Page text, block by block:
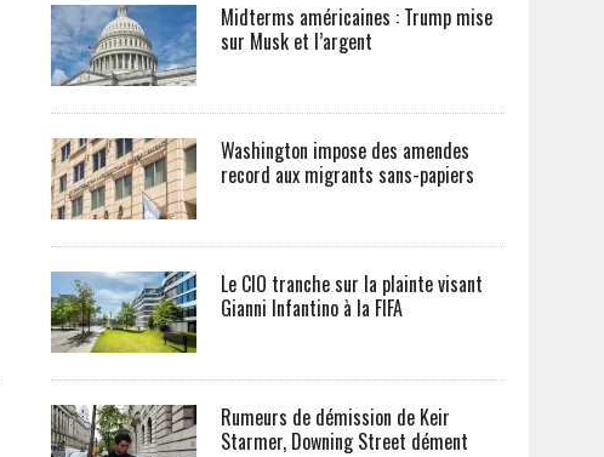
Midterms américaines : Trump mise
sur Musk et l’argent
Washington impose des amendes
record aux migrants sans-papiers
Le CIO tranche sur la plainte visant
Gianni Infantino à la FIFA
Rumeurs de démission de Keir
Starmer, Downing Street dément